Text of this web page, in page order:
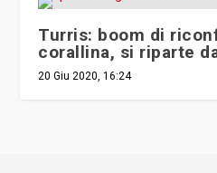
Turris: boom di
corallina, si riparte